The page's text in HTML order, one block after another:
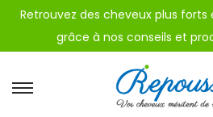
Retrouvez des cheveux plus
grâce à nos conseils et